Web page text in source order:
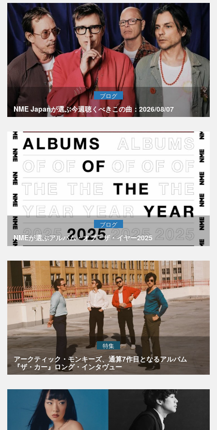
ブログ
NME Japanが選ぶ今週聴くべきこの曲：2026/08/07
ブログ
NMEが選ぶアルバム・オブ・ザ・イヤー2025
特集
アークティック・モンキーズ、通算7作目となるアルバム
『ザ・カー』ロング・インタヴュー